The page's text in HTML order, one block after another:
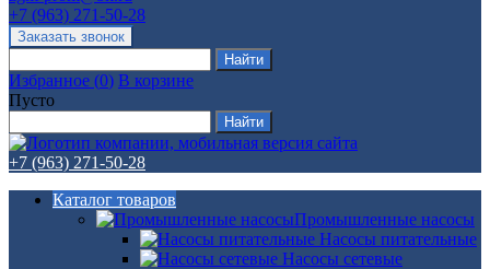
+7 (963) 271-50-28
Избранное (0) В корзине
Пусто
+7 (963) 271-50-28
Каталог товаров
Промышленные насосы
Насосы питательные
Насосы сетевые